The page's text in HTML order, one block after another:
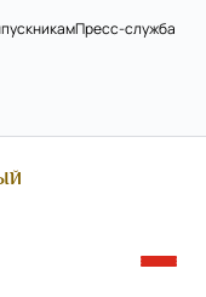
Пресс-служба